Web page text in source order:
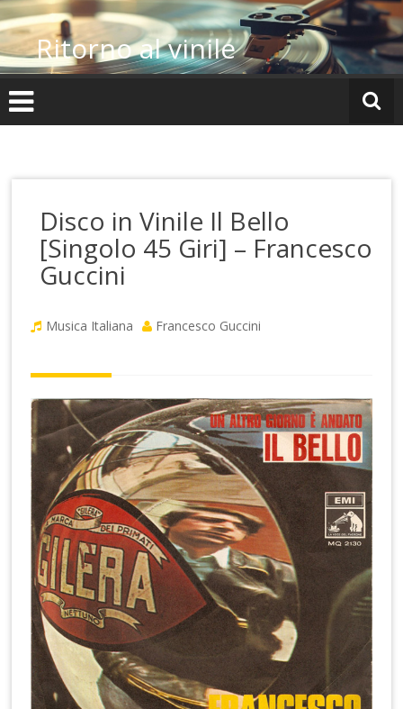
Vai
al
contenutoRitorno al vinile
Disco in Vinile Il Bello
[Singolo 45 Giri] – Francesco
Guccini
Musica Italiana Francesco Guccini